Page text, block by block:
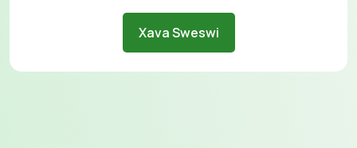
Xava Sweswi